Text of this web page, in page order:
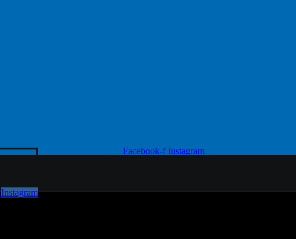
Facebook-f Instagram
Instagram